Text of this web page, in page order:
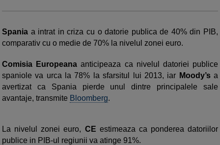
Spania a intrat in criza cu o datorie publica de 40% din PIB,
comparativ cu o medie de 70% la nivelul zonei euro.
Comisia Europeana anticipeaza ca nivelul datoriei publice
spaniole va urca la 78% la sfarsitul lui 2013, iar Moody’sa
avertizat ca Spania pierde unul dintre principalele sale
avantaje, transmite Bloomberg.
La nivelul zonei euro, CE estimeaza ca ponderea datoriilor
publice in PIB-ul regiunii va atinge 91%.